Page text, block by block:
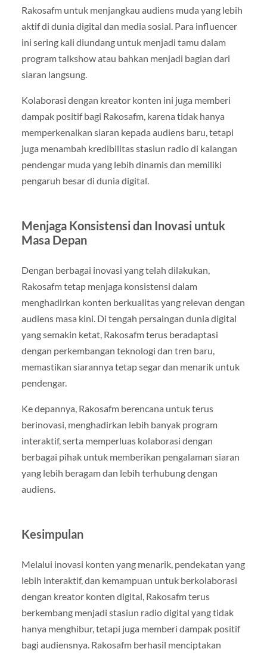
Rakosafm untuk menjangkau audiens muda yang lebih
aktif di dunia digital dan media sosial. Para influencer
ini sering kali diundang untuk menjadi tamu dalam
program talkshow atau bahkan menjadi bagian dari
siaran langsung.
Kolaborasi dengan kreator konten ini juga memberi
dampak positif bagi Rakosafm, karena tidak hanya
memperkenalkan siaran kepada audiens baru, tetapi
juga menambah kredibilitas stasiun radio di kalangan
pendengar muda yang lebih dinamis dan memiliki
pengaruh besar di dunia digital.
Menjaga Konsistensi dan Inovasi untuk
Masa Depan
Dengan berbagai inovasi yang telah dilakukan,
Rakosafm tetap menjaga konsistensi dalam
menghadirkan konten berkualitas yang relevan dengan
audiens masa kini. Di tengah persaingan dunia digital
yang semakin ketat, Rakosafm terus beradaptasi
dengan perkembangan teknologi dan tren baru,
memastikan siarannya tetap segar dan menarik untuk
pendengar.
Ke depannya, Rakosafm berencana untuk terus
berinovasi, menghadirkan lebih banyak program
interaktif, serta memperluas kolaborasi dengan
berbagai pihak untuk memberikan pengalaman siaran
yang lebih beragam dan lebih terhubung dengan
audiens.
Kesimpulan
Melalui inovasi konten yang menarik, pendekatan yang
lebih interaktif, dan kemampuan untuk berkolaborasi
dengan kreator konten digital, Rakosafm terus
berkembang menjadi stasiun radio digital yang tidak
hanya menghibur, tetapi juga memberi dampak positif
bagi audiensnya. Rakosafm berhasil menciptakan